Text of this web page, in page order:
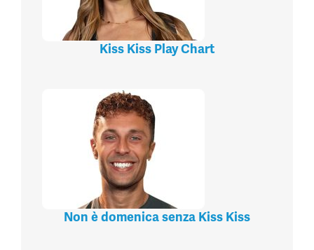
Kiss Kiss Play Chart
Non è domenica senza Kiss Kiss